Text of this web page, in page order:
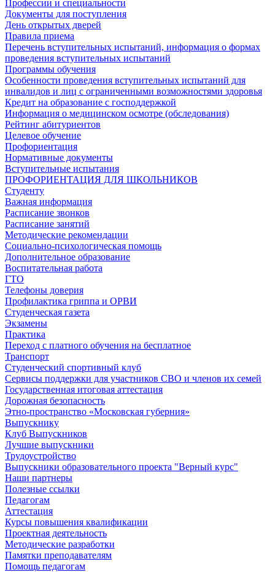
Профессии и специальности
Документы для поступления
День открытых дверей
Правила приема
Перечень вступительных испытаний, информация о формах
проведения вступительных испытаний
Программы обучения
Особенности проведения вступительных испытаний для
инвалидов и лиц с ограниченными возможностями здоровья
Кредит на образование с господдержкой
Информация о медицинском осмотре (обследования)
Рейтинг абитуриентов
Целевое обучение
Профориентация
Нормативные документы
Вступительные испытания
ПРОФОРИЕНТАЦИЯ ДЛЯ ШКОЛЬНИКОВ
Студенту
Важная информация
Расписание звонков
Расписание занятий
Методические рекомендации
Социально-психологическая помощь
Дополнительное образование
Воспитательная работа
ГТО
Телефоны доверия
Профилактика гриппа и ОРВИ
Cтуденческая газета
Экзамены
Практика
Переход с платного обучения на бесплатное
Транспорт
Студенческий спортивный клуб
Сервисы поддержки для участников СВО и членов их семей
Государственная итоговая аттестация
Дорожная безопасность
Этно-пространство «Московская губерния»
Выпускнику
Клуб Выпускников
Лучшие выпускники
Трудоустройство
Выпускники образовательного проекта "Верный курс"
Наши партнеры
Полезные ссылки
Педагогам
Аттестация
Курсы повышения квалификации
Проектная деятельность
Методические разработки
Памятки преподавателям
Помощь педагогам